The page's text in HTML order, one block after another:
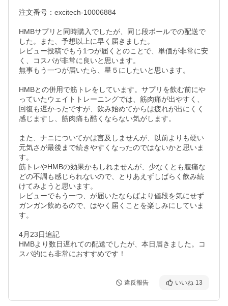
注文番号：excitech-10006884
HMBサプリと同時購入でしたが、同じ段ボールでの配送で
した。また、予想以上に早く届きました。
レビュー投稿でもう1つが届くとのことで、単価が非常に安
く、コスパが非常に良いと思います。
無事もう一つが届いたら、星５にしたいと思います。
HMBとの併用で筋トレをしています。サプリを飲む前にや
っていたウェイトトレーニングでは、筋肉痛が出やすく、
回復も遅かったですが、飲み始めてからは疲れが出にくく
感じますし、筋肉痛も酷くならない気がします。
また、ナニについてかは言及しませんが、以前よりも硬い
元気さが最後まで続きやすくなったのではないかと思いま
す。
筋トレやHMBの効果かもしれませんが、少なくとも腹痛な
どの不調も感じられないので、とりあえずしばらく飲み続
けてみようと思います。
レビューでもう一つ、が届いたならばより値段を気にせず
ガンガン飲めるので、はやく届くことを楽しみにしていま
す。
4月23日追記
HMBより数日遅れての配送でしたが、本日届きました。コ
スパ的にも非常におすすめです！
違反報告 いいね 13